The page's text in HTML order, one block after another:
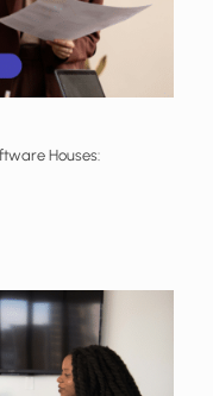
Houses: